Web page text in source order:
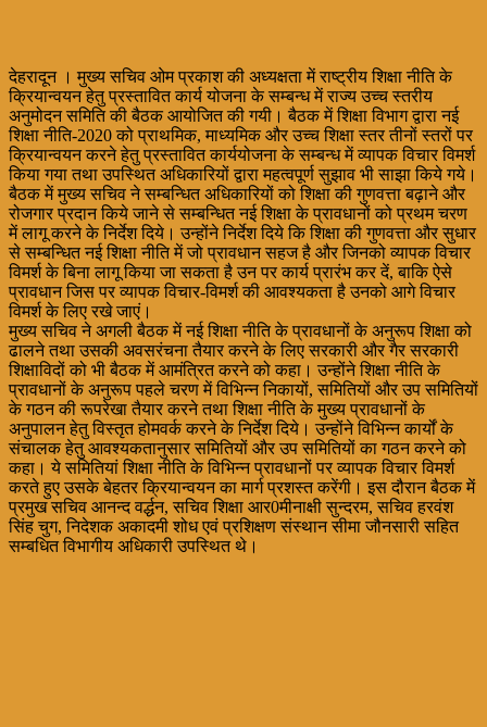
देहरादून । मुख्य सचिव ओम प्रकाश की अध्यक्षता में राष्ट्रीय शिक्षा नीति के
क्रियान्वयन हेतु प्रस्तावित कार्य योजना के सम्बन्ध में राज्य उच्च स्तरीय
अनुमोदन समिति की बैठक आयोजित की गयी। बैठक में शिक्षा विभाग द्वारा नई
शिक्षा नीति-2020 को प्राथमिक, माध्यमिक और उच्च शिक्षा स्तर तीनों स्तरों पर
क्रियान्वयन करने हेतु प्रस्तावित कार्ययोजना के सम्बन्ध में व्यापक विचार विमर्श
किया गया तथा उपस्थित अधिकारियों द्वारा महत्वपूर्ण सुझाव भी साझा किये गये।
बैठक में मुख्य सचिव ने सम्बन्धित अधिकारियों को शिक्षा की गुणवत्ता बढ़ाने और
रोजगार प्रदान किये जाने से सम्बन्धित नई शिक्षा के प्रावधानों को प्रथम चरण
में लागू करने के निर्देश दिये। उन्होंने निर्देश दिये कि शिक्षा की गुणवत्ता और सुधार
से सम्बन्धित नई शिक्षा नीति में जो प्रावधान सहज है और जिनको व्यापक विचार
विमर्श के बिना लागू किया जा सकता है उन पर कार्य प्रारंभ कर दें, बाकि ऐसे
प्रावधान जिस पर व्यापक विचार-विमर्श की आवश्यकता है उनको आगे विचार
विमर्श के लिए रखे जाएं।
मुख्य सचिव ने अगली बैठक में नई शिक्षा नीति के प्रावधानों के अनुरूप शिक्षा को
ढालने तथा उसकी अवसरंचना तैयार करने के लिए सरकारी और गैर सरकारी
शिक्षाविदों को भी बैठक में आमंत्रित करने को कहा। उन्होंने शिक्षा नीति के
प्रावधानों के अनुरूप पहले चरण में विभिन्न निकायों, समितियों और उप समितियों
के गठन की रूपरेखा तैयार करने तथा शिक्षा नीति के मुख्य प्रावधानों के
अनुपालन हेतु विस्तृत होमवर्क करने के निर्देश दिये। उन्होंने विभिन्न कार्यों के
संचालक हेतु आवश्यकतानुसार समितियों और उप समितियों का गठन करने को
कहा। ये समितियां शिक्षा नीति के विभिन्न प्रावधानों पर व्यापक विचार विमर्श
करते हुए उसके बेहतर क्रियान्वयन का मार्ग प्रशस्त करेंगी। इस दौरान बैठक में
प्रमुख सचिव आनन्द वर्द्धन, सचिव शिक्षा आर0मीनाक्षी सुन्दरम, सचिव हरवंश
सिंह चुग, निदेशक अकादमी शोध एवं प्रशिक्षण संस्थान सीमा जौनसारी सहित
सम्बधित विभागीय अधिकारी उपस्थित थे।